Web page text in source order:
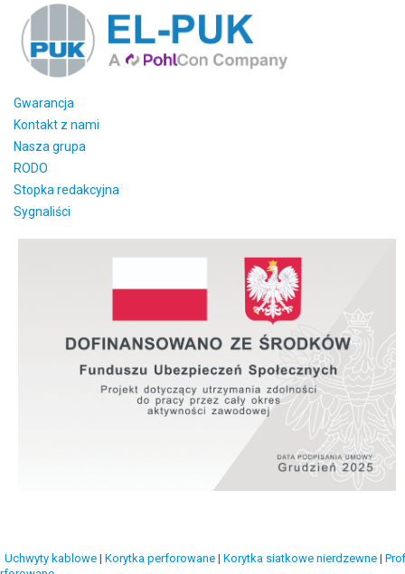
Gwarancja
Kontakt z nami
Nasza grupa
RODO
Stopka redakcyjna
Sygnaliści
Uchwyty kablowe | Korytka perforowane | Korytka siatkowe nierdzewne |